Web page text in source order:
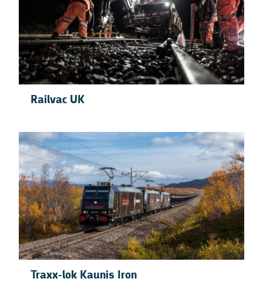
Railvac UK
Traxx-lok Kaunis Iron